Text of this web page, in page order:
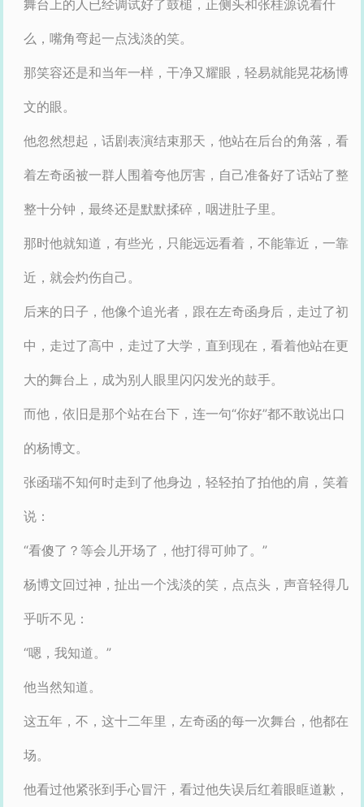
舞台上的人已经调试好了鼓槌，正侧头和张桂源说着什
么，嘴角弯起一点浅淡的笑。
那笑容还是和当年一样，干净又耀眼，轻易就能晃花杨博
文的眼。
他忽然想起，话剧表演结束那天，他站在后台的角落，看
着左奇函被一群人围着夸他厉害，自己准备好了话站了整
整十分钟，最终还是默默揉碎，咽进肚子里。
那时他就知道，有些光，只能远远看着，不能靠近，一靠
近，就会灼伤自己。
后来的日子，他像个追光者，跟在左奇函身后，走过了初
中，走过了高中，走过了大学，直到现在，看着他站在更
大的舞台上，成为别人眼里闪闪发光的鼓手。
而他，依旧是那个站在台下，连一句“你好”都不敢说出口
的杨博文。
张函瑞不知何时走到了他身边，轻轻拍了拍他的肩，笑着
说：
“看傻了？等会儿开场了，他打得可帅了。”
杨博文回过神，扯出一个浅淡的笑，点点头，声音轻得几
乎听不见：
“嗯，我知道。”
他当然知道。
这五年，不，这十二年里，左奇函的每一次舞台，他都在
场。
他看过他紧张到手心冒汗，看过他失误后红着眼眶道歉，